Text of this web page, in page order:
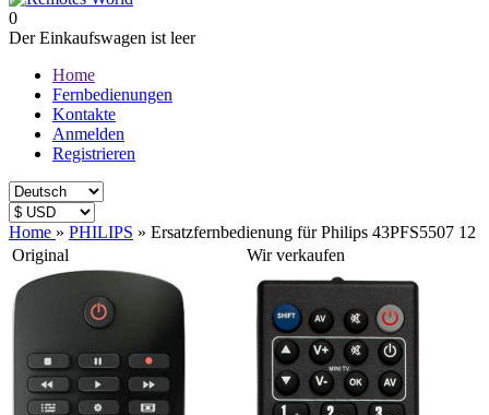
0
Der Einkaufswagen ist leer
Home
Fernbedienungen
Kontakte
Anmelden
Registrieren
Home » PHILIPS » Ersatzfernbedienung für Philips 43PFS5507 12
Original
Wir verkaufen